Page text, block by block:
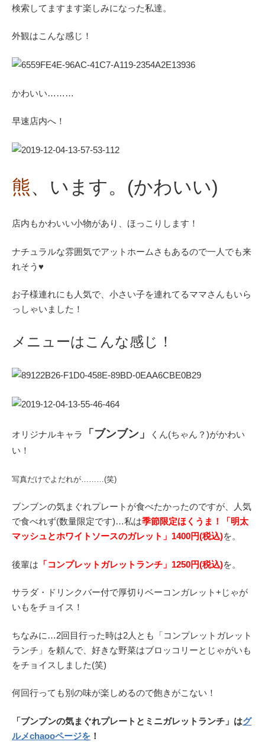
検索してますます楽しみになった私達。
外観はこんな感じ！
かわいい………
早速店内へ！
熊、います。(かわいい)
店内もかわいい小物があり、ほっこりします！
ナチュラルな雰囲気でアットホームさもあるので一人でも来
れそう♥️
お子様連れにも人気で、小さい子を連れてるママさんもいら
っしゃいました！
メニューはこんな感じ！
オリジナルキャラ 「ブンブン」
くん(ちゃん？)がかわい
い！
写真だけでよだれが………(笑)
ブンブンの気まぐれプレートが食べたかったのですが、人気
で食べれず(数量限定です)…私は季節限定ほくうま！「明太
マッシュとホワイトソースのガレット」1400円(税込)を。
後輩は 「コンプレットガレットランチ」1250円(税込)を。
サラダ・ドリンクバー付で厚切りベーコンガレット+じゃが
いもをチョイス！
ちなみに…2回目行った時は2人とも「コンプレットガレット
ランチ」を頼んで、好きな野菜はブロッコリーとじゃがいも
をチョイスしました(笑)
何回行っても別の味が楽しめるので飽きがこない！
「ブンブンの気まぐれプレートとミニガレットランチ」はグ
ルメchaooページを ！